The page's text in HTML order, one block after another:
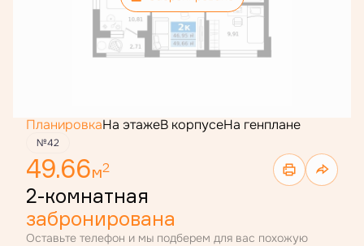
ПланировкаНа этажеВ корпусеНа генплане
№42
49.66м2
2-комнатная
забронирована
Оставьте телефон и мы подберем для вас похожую